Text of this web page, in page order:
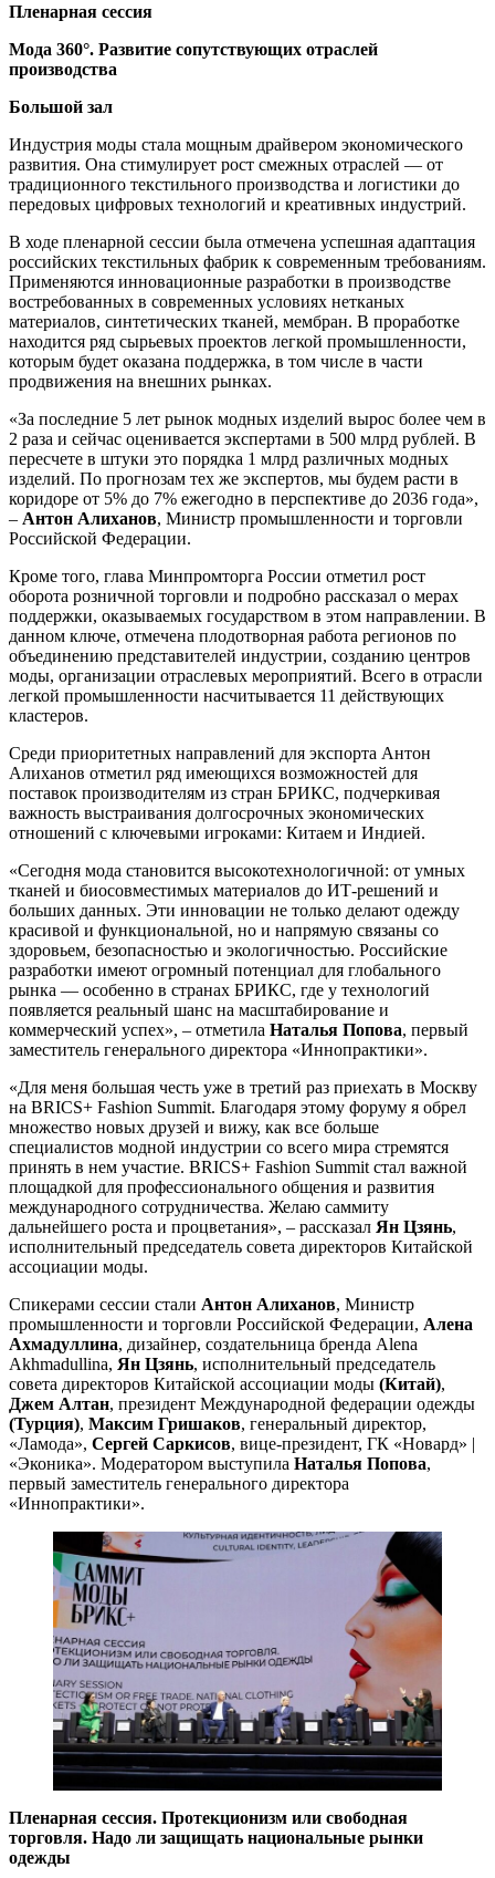
Пленарная сессия
Мода 360°. Развитие сопутствующих отраслей
производства
Большой зал
Индустрия моды стала мощным драйвером экономического
развития. Она стимулирует рост смежных отраслей — от
традиционного текстильного производства и логистики до
передовых цифровых технологий и креативных индустрий.
В ходе пленарной сессии была отмечена успешная адаптация
российских текстильных фабрик к современным требованиям.
Применяются инновационные разработки в производстве
востребованных в современных условиях нетканых
материалов, синтетических тканей, мембран. В проработке
находится ряд сырьевых проектов легкой промышленности,
которым будет оказана поддержка, в том числе в части
продвижения на внешних рынках.
«За последние 5 лет рынок модных изделий вырос более чем в
2 раза и сейчас оценивается экспертами в 500 млрд рублей. В
пересчете в штуки это порядка 1 млрд различных модных
изделий. По прогнозам тех же экспертов, мы будем расти в
коридоре от 5% до 7% ежегодно в перспективе до 2036 года»,
– Антон Алиханов, Министр промышленности и торговли
Российской Федерации.
Кроме того, глава Минпромторга России отметил рост
оборота розничной торговли и подробно рассказал о мерах
поддержки, оказываемых государством в этом направлении. В
данном ключе, отмечена плодотворная работа регионов по
объединению представителей индустрии, созданию центров
моды, организации отраслевых мероприятий. Всего в отрасли
легкой промышленности насчитывается 11 действующих
кластеров.
Среди приоритетных направлений для экспорта Антон
Алиханов отметил ряд имеющихся возможностей для
поставок производителям из стран БРИКС, подчеркивая
важность выстраивания долгосрочных экономических
отношений с ключевыми игроками: Китаем и Индией.
«Сегодня мода становится высокотехнологичной: от умных
тканей и биосовместимых материалов до ИТ-решений и
больших данных. Эти инновации не только делают одежду
красивой и функциональной, но и напрямую связаны со
здоровьем, безопасностью и экологичностью. Российские
разработки имеют огромный потенциал для глобального
рынка — особенно в странах БРИКС, где у технологий
появляется реальный шанс на масштабирование и
коммерческий успех», – отметила Наталья Попова, первый
заместитель генерального директора «Иннопрактики».
«Для меня большая честь уже в третий раз приехать в Москву
на BRICS+ Fashion Summit. Благодаря этому форуму я обрел
множество новых друзей и вижу, как все больше
специалистов модной индустрии со всего мира стремятся
принять в нем участие. BRICS+ Fashion Summit стал важной
площадкой для профессионального общения и развития
международного сотрудничества. Желаю саммиту
дальнейшего роста и процветания», – рассказал Ян Цзянь,
исполнительный председатель совета директоров Китайской
ассоциации моды.
Спикерами сессии стали Антон Алиханов, Министр
промышленности и торговли Российской Федерации, Алена
Ахмадуллина, дизайнер, создательница бренда Alena
Akhmadullina, Ян Цзянь, исполнительный председатель
совета директоров Китайской ассоциации моды (Китай),
Джем Алтан, президент Международной федерации одежды
(Турция), Максим Гришаков, генеральный директор,
«Ламода», Сергей Саркисов, вице-президент, ГК «Новард» |
«Эконика». Модератором выступила Наталья Попова,
первый заместитель генерального директора
«Иннопрактики».
Пленарная сессия. Протекционизм или свободная
торговля. Надо ли защищать национальные рынки
одежды